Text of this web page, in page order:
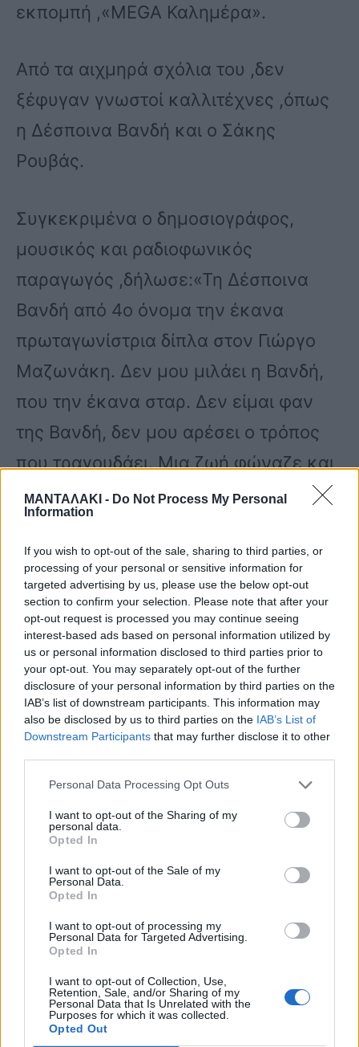
ΜΑΝΤΑΛΑΚΙ - Do Not Process My Personal
Information
If you wish to opt-out of the sale, sharing to third parties, or
processing of your personal or sensitive information for
targeted advertising by us, please use the below opt-out
section to confirm your selection. Please note that after your
opt-out request is processed you may continue seeing
interest-based ads based on personal information utilized by
us or personal information disclosed to third parties prior to
your opt-out. You may separately opt-out of the further
disclosure of your personal information by third parties on the
IAB’s list of downstream participants. This information may
also be disclosed by us to third parties on the IAB’s List of
Downstream Participants that may further disclose it to other
Personal Data Processing Opt Outs
I want to opt-out of the Sharing of my
personal data.
Opted In
I want to opt-out of the Sale of my
Personal Data.
Opted In
I want to opt-out of processing my
Personal Data for Targeted Advertising.
Opted In
I want to opt-out of Collection, Use,
Retention, Sale, and/or Sharing of my
Personal Data that Is Unrelated with the
Purposes for which it was collected.
Opted Out
εκπομπή ,«MEGA Καλημέρα».
Από τα αιχμηρά σχόλια του ,δεν
ξέφυγαν γνωστοί καλλιτέχνες ,όπως
η Δέσποινα Βανδή και ο Σάκης
Ρουβάς.
Συγκεκριμένα ο δημοσιογράφος,
μουσικός και ραδιοφωνικός
παραγωγός ,δήλωσε:«Τη Δέσποινα
Βανδή από 4ο όνομα την έκανα
πρωταγωνίστρια δίπλα στον Γιώργο
Μαζωνάκη. Δεν μου μιλάει η Βανδή,
που την έκανα σταρ. Δεν είμαι φαν
της Βανδή, δεν μου αρέσει ο τρόπος
που τραγουδάει. Μια ζωή φώναζε και
τσίριζε.
Δεν με αφορά τι κάνει η Δέσποινα
Βανδή στην προσωπική της ζωή. Ποια
καριέρα έχει κάνει η Βανδή; Πόσα
χρόνια έχει να κάνει επιτυχία; Έκανε
συναυλίες που δεν πατούσε ψυχή,
φέτος που δουλεύει, να κάνει και τον
σταυρό της».
Για τον Σάκη Ρουβά δήλωσε:
«Ο Σάκης Ρουβάς έκανε το μεγάλο
λάθος που δεν μεγάλωσε με το κοινό
κύριος 50-51 χρόνων και να
με κιμά”. Πόσα χρόνια έχει να κάνει
επιτυχία ο Ρουβάς;»